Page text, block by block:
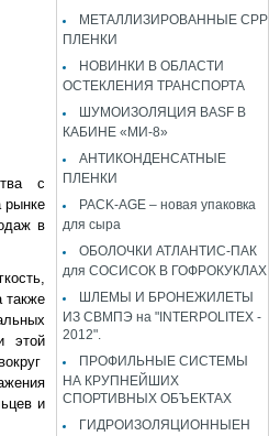
с
рынке
в
также
этой
и
МЕТАЛЛИЗИРОВАННЫЕ CPP
ПЛЕНКИ
НОВИНКИ В ОБЛАСТИ
ОСТЕКЛЕНИЯ ТРАНСПОРТА
ШУМОИЗОЛЯЦИЯ BASF В
КАБИНЕ «МИ-8»
АНТИКОНДЕНСАТНЫЕ
ПЛЕНКИ
PACK-AGE – новая упаковка
для сыра
ОБОЛОЧКИ АТЛАНТИС-ПАК
для СОСИСОК В ГОФРОКУКЛАХ
ШЛЕМЫ И БРОНЕЖИЛЕТЫ
ИЗ СВМПЭ на "INTERPOLITEX -
2012".
ПРОФИЛЬНЫЕ СИСТЕМЫ
НА КРУПНЕЙШИХ
СПОРТИВНЫХ ОБЪЕКТАХ
ГИДРОИЗОЛЯЦИОННЫЕН